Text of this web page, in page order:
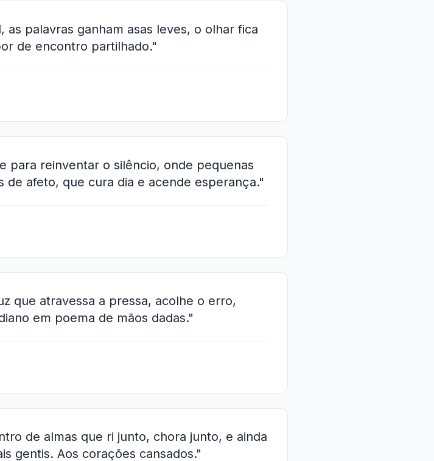
palavras ganham asas leves, o olhar fica
de encontro partilhado."
para reinventar o silêncio, onde pequenas
afeto, que cura dia e acende esperança."
que atravessa a pressa, acolhe o erro,
em poema de mãos dadas."
de almas que ri junto, chora junto, e ainda
gentis. Aos corações cansados."